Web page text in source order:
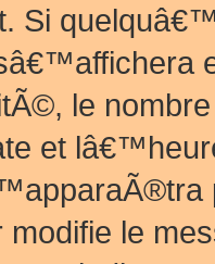
Si
le
et
modifie le